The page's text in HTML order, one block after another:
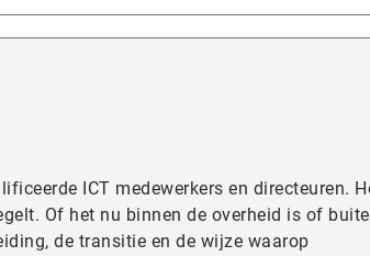
ICT medewerkers en directeuren.
Of het nu binnen de overheid is of
de transitie en de wijze waarop